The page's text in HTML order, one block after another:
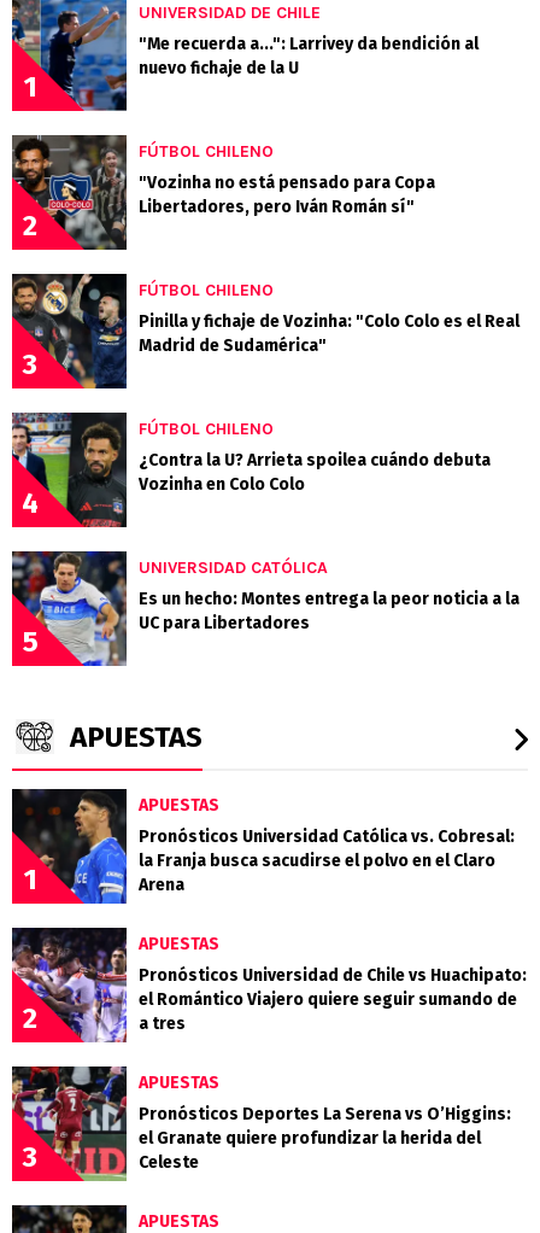
1
UNIVERSIDAD DE CHILE
"Me recuerda a...": Larrivey da bendición al
nuevo fichaje de la U
2
FÚTBOL CHILENO
"Vozinha no está pensado para Copa
Libertadores, pero Iván Román sí"
3
FÚTBOL CHILENO
Pinilla y fichaje de Vozinha: "Colo Colo es el Real
Madrid de Sudamérica"
4
FÚTBOL CHILENO
¿Contra la U? Arrieta spoilea cuándo debuta
Vozinha en Colo Colo
5
UNIVERSIDAD CATÓLICA
Es un hecho: Montes entrega la peor noticia a la
UC para Libertadores
APUESTAS
1
APUESTAS
Pronósticos Universidad Católica vs. Cobresal:
la Franja busca sacudirse el polvo en el Claro
Arena
2
APUESTAS
Pronósticos Universidad de Chile vs Huachipato:
el Romántico Viajero quiere seguir sumando de
a tres
3
APUESTAS
Pronósticos Deportes La Serena vs O’Higgins:
el Granate quiere profundizar la herida del
Celeste
APUESTAS